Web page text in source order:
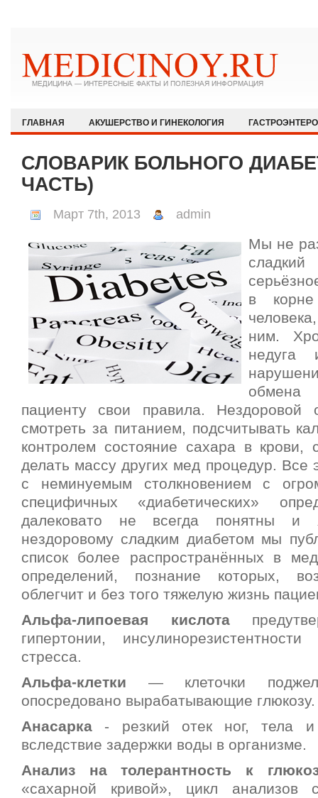
ГЛАВНАЯ АКУШЕРСТВО И ГИНЕКОЛОГИЯ
КАРДИОЛОГИЯ
МЕДИЦИНА И ОБЩЕСТВО
НЕВРОЛОГИЯ
ОФТАЛЬМОЛОГИЯ
РЕВМАТОЛОГИЯ И НЕФРОЛОГИЯ
ХИРУРГИЯ
ЭКСТРЕННАЯ МЕДИЦИНА ЭНДОКРИНОЛОГИЯ
СЛОВАРИК БОЛЬНОГО
ЧАСТЬ)
Март 7th, 2013 admin
Мы не
в
ним.
недуга
обмена
пациенту свои правила. Нездоровой
смотреть за питанием, подсчитывать
контролем состояние сахара в крови,
делать массу других мед процедур. Все
с неминуемым столкновением с
специфичных «диабетических»
далековато не всегда понятны
нездоровому сладким диабетом мы
список более распространённых в
определений, познание которых,
облегчит и без того тяжелую жизнь
Альфа-липоевая кислота
гипертонии,
стресса.
Альфа-клетки — клеточки
опосредовано вырабатывающие глюкозу.
Анасарка - резкий отек ног, тела и
вследствие задержки воды в организме.
Анализ на толерантность к
«сахарной кривой», цикл анализов